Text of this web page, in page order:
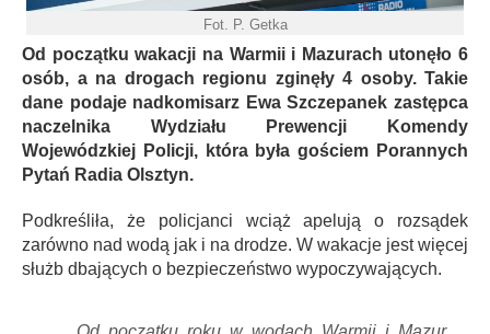
Fot. P. Getka
Od początku wakacji na Warmii i Mazurach utonęło 6
osób, a na drogach regionu zginęły 4 osoby. Takie
dane podaje nadkomisarz Ewa Szczepanek zastępca
naczelnika Wydziału Prewencji Komendy
Wojewódzkiej Policji, która była gościem Porannych
Pytań Radia Olsztyn.
Podkreśliła, że policjanci wciąż apelują o rozsądek
zarówno nad wodą jak i na drodze. W wakacje jest więcej
służb dbających o bezpieczeństwo wypoczywających.